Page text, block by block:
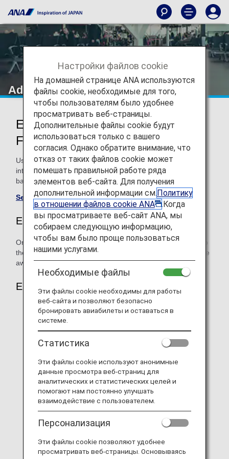
Additional Baggage Allowance
Extra Bags on ANA International
Flights
Use miles to pay excess baggage charges on ANA
international flights and effectively increase your free
baggage allowance.
See Baggage Guidelines
Eligible Customers
Only the primary ANA Mileage Club Member and those who
the primary member has registered as award users can use
awards.
Eligible Itineraries & Airports
Only itineraries with ANA-operated flights that were
reserved under ANA flight numbers.
flights are ANA-operated flights and were reserved
Flights operated by other airlines and ANA-operated
flights that were reserved under another airline's flight
number are not eligible.
domestic sectors that are subject to international
These rules apply to all airports served by ANA-
Настройки файлов cookie
На домашней странице ANA используются
файлы cookie, необходимые для того,
чтобы пользователям было удобнее
просматривать веб-страницы.
Дополнительные файлы cookie будут
использоваться только с вашего
согласия. Однако обратите внимание, что
отказ от таких файлов cookie может
помешать правильной работе ряда
элементов веб-сайта. Для получения
дополнительной информации см.Политику
в отношении файлов cookie ANA
.Когда
вы просматриваете веб-сайт ANA, мы
собираем следующую информацию,
чтобы вам было проще пользоваться
нашими услугами.
Необходимые файлы
Эти файлы cookie необходимы для работы
веб-сайта и позволяют безопасно
бронировать авиабилеты и оставаться в
системе.
Статистика
Эти файлы cookie используют анонимные
данные просмотра веб-страниц для
аналитических и статистических целей и
помогают нам постоянно улучшать
взаимодействие с пользователем.
Персонализация
Эти файлы cookie позволяют удобнее
просматривать веб-страницы. Основываясь